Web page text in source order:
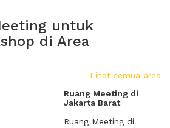
untuk
di Area
Lihat semua area
Ruang Meeting di
Jakarta Barat
Ruang Meeting di